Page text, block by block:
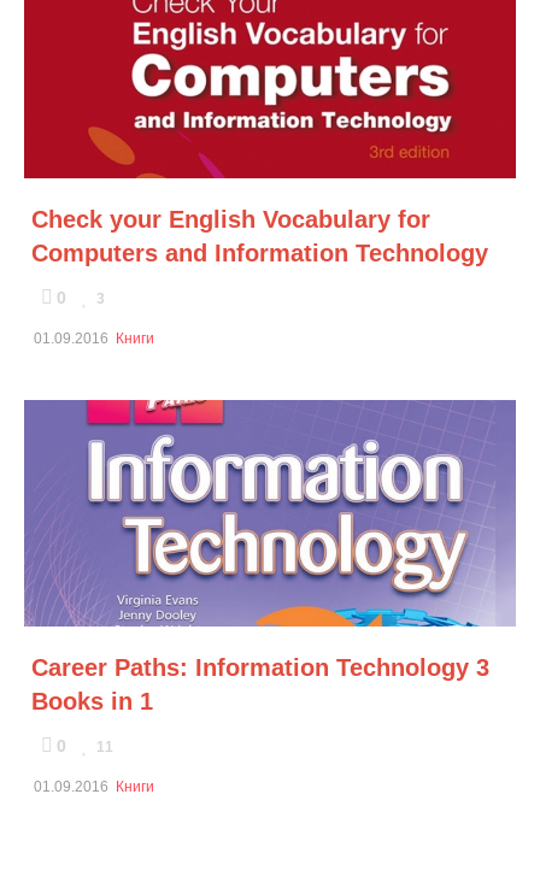
Check your English Vocabulary for
Computers and Information Technology
0 3
01.09.2016 Книги
Career Paths: Information Technology 3
Books in 1
0 11
01.09.2016 Книги